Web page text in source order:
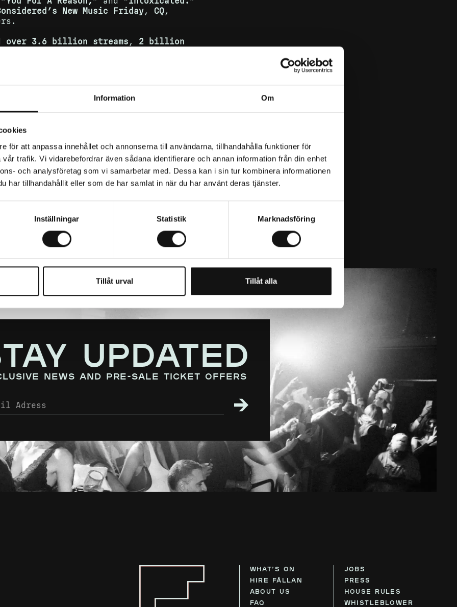
Information Om
för att anpassa innehållet och annonserna till användarna, tillhandahålla funktioner för
trafik. Vi vidarebefordrar även sådana identifierare och annan information från din enhet
och analysföretag som vi samarbetar med. Dessa kan i sin tur kombinera informationen
har tillhandahållit eller som de har samlat in när du har använt deras tjänster.
Inställningar Statistik Marknadsföring
Tillåt urval Tillåt alla
New Music Friday, CQ,
over 3.6 billion streams , 2 billion
RIAA Double Platinum-certified single
second most-played song on U.S.
UPDATED
news and pre-sale ticket offers
WHAT’S ON
HIRE FÅLLAN
ABOUT US
FAQ
JOBS
PRESS
HOUSE RULES
WHISTLEBLOWER